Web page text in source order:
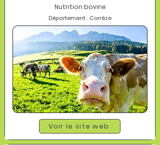
Nutrition bovine
Département : Corrèze
Voir le site web